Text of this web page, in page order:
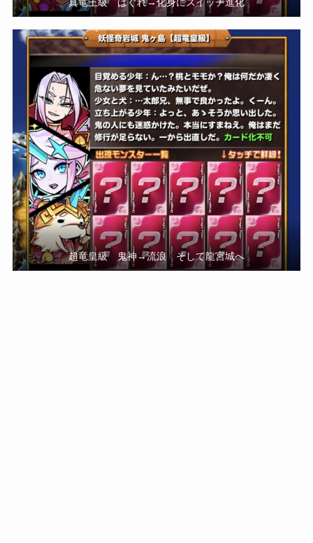
超竜皇級 鬼神→流浪 そして龍宮城へ